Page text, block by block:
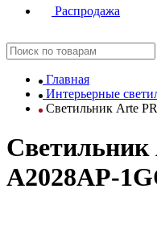
Распродажа
Главная
Интерьерные
Светильник Arte
A2028AP-